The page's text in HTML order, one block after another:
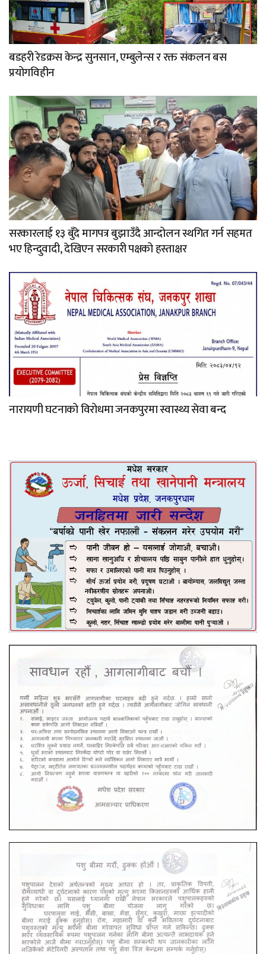
बडहरी रेडक्रस केन्द्र सुनसान, एम्बुलेन्स र रक्त संकलन बस
प्रयोगविहीन
सरकारलाई १३ बुँदे मागपत्र बुझाउँदै आन्दोलन स्थगित गर्न सहमत
भए हिन्दुवादी, देखिएन सरकारी पक्षको हस्ताक्षर
नारायणी घटनाको विरोधमा जनकपुरमा स्वास्थ्य सेवा बन्द